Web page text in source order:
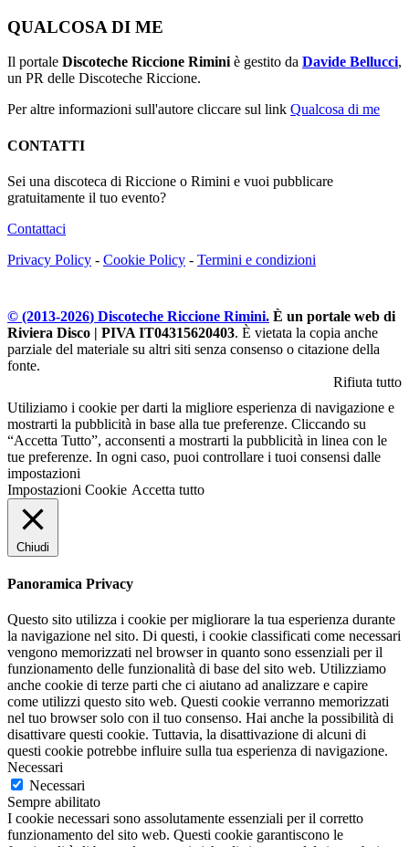
QUALCOSA DI ME
Il portale Discoteche Riccione Rimini è gestito da Davide Bellucci,
un PR delle Discoteche Riccione.
Per altre informazioni sull'autore cliccare sul link Qualcosa di me
CONTATTI
Sei una discoteca di Riccione o Rimini e vuoi pubblicare
gratuitamente il tuo evento?
Contattaci
Privacy Policy - Cookie Policy - Termini e condizioni
© (2013-2026) Discoteche Riccione Rimini. È un portale web di
Riviera Disco | PIVA IT04315620403. È vietata la copia anche
parziale del materiale su altri siti senza consenso o citazione della
fonte.
Rifiuta tutto
Utiliziamo i cookie per darti la migliore esperienza di navigazione e
mostrarti la pubblicità in base alla tue preferenze. Cliccando su
“Accetta Tutto”, acconsenti a mostrarti la pubblicità in linea con le
tue preferenze. In ogni caso, puoi controllare i tuoi consensi dalle
impostazioni
Impostazioni Cookie Accetta tutto
Chiudi
Panoramica Privacy
Questo sito utilizza i cookie per migliorare la tua esperienza durante
la navigazione nel sito. Di questi, i cookie classificati come necessari
vengono memorizzati nel browser in quanto sono essenziali per il
funzionamento delle funzionalità di base del sito web. Utilizziamo
anche cookie di terze parti che ci aiutano ad analizzare e capire
come utilizzi questo sito web. Questi cookie verranno memorizzati
nel tuo browser solo con il tuo consenso. Hai anche la possibilità di
disattivare questi cookie. Tuttavia, la disattivazione di alcuni di
questi cookie potrebbe influire sulla tua esperienza di navigazione.
Necessari
Necessari
Sempre abilitato
I cookie necessari sono assolutamente essenziali per il corretto
funzionamento del sito web. Questi cookie garantiscono le